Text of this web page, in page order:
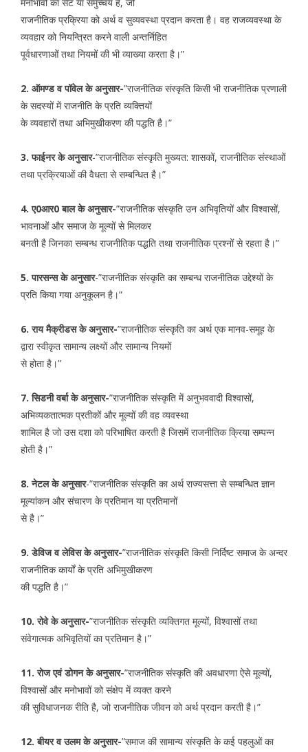
राजनीतिक प्रक्रिया को अर्थ व सुव्यवस्था प्रदान करता है। वह राजव्यवस्था के
व्यवहार को नियन्त्रित करने वाली अन्तर्निहित
पूर्वधारणाओं तथा नियमों की भी व्याख्या करता है।”
2. ऑमण्ड व पॉवेल के अनुसार-”राजनीतिक संस्कृति किसी भी राजनीतिक प्रणाली
के सदस्यों में राजनीति के प्रति व्यक्तियों
के व्यवहारों तथा अभिमुखीकरण की पद्धति है।”
3. फाईनर के अनुसार-”राजनीतिक संस्कृति मुख्यत: शासकों, राजनीतिक संस्थाओं
तथा प्रक्रियाओं की वैधता से सम्बन्धित है।”
4. ए0आर0 बाल के अनुसार-”राजनीतिक संस्कृति उन अभिवृतियों और विश्वासों,
भावनाओं और समाज के मूल्यों से मिलकर
बनती है जिनका सम्बन्ध राजनीतिक पद्धति तथा राजनीतिक प्रश्नों से रहता है।”
5. पारसन्स के अनुसार-”राजनीतिक संस्कृति का सम्बन्ध राजनीतिक उद्देश्यों के
प्रति किया गया अनुकूलन है।”
6. राय मैक्रीडस के अनुसार-”राजनीतिक संस्कृति का अर्थ एक मानव-समूह के
द्वारा स्वीकृत सामान्य लक्ष्यों और सामान्य नियमों
से होता है।”
7. सिडनी वर्बा के अनुसार-”राजनीतिक संस्कृति में अनुभववादी विश्वासों,
अभिव्यकतात्मक प्रतीकों और मूल्यों की वह व्यवस्था
शामिल है जो उस दशा को परिभाषित करती है जिसमें राजनीतिक क्रिया सम्पन्न
होती है।”
8. नेटल के अनुसार-”राजनीतिक संस्कृति का अर्थ राज्यसत्ता से सम्बन्धित ज्ञान
मूल्यांकन और संचारण के प्रतिमान या प्रतिमानों
से है।”
9. डेविज व लेविस के अनुसार-”राजनीतिक संस्कृति किसी निर्दिष्ट समाज के अन्दर
राजनीतिक कार्यों के प्रति अभिमुखीकरण
की पद्धति है।”
10. रोवे के अनुसार-”राजनीतिक संस्कृति व्यक्तिगत मूल्यों, विश्वासों तथा
संवेगात्मक अभिवृतियों का प्रतिमान है।”
11. रोज एवं डोगन के अनुसार-”राजनीतिक संस्कृति की अवधारणा ऐसे मूल्यों,
विश्वासों और मनोभावों को संक्षेप में व्यक्त करने
की सुविधाजनक रीति है, जो राजनीतिक जीवन को अर्थ प्रदान करती है।”
12. बीयर व उलम के अनुसार-”समाज की सामान्य संस्कृति के कई पहलुओं का